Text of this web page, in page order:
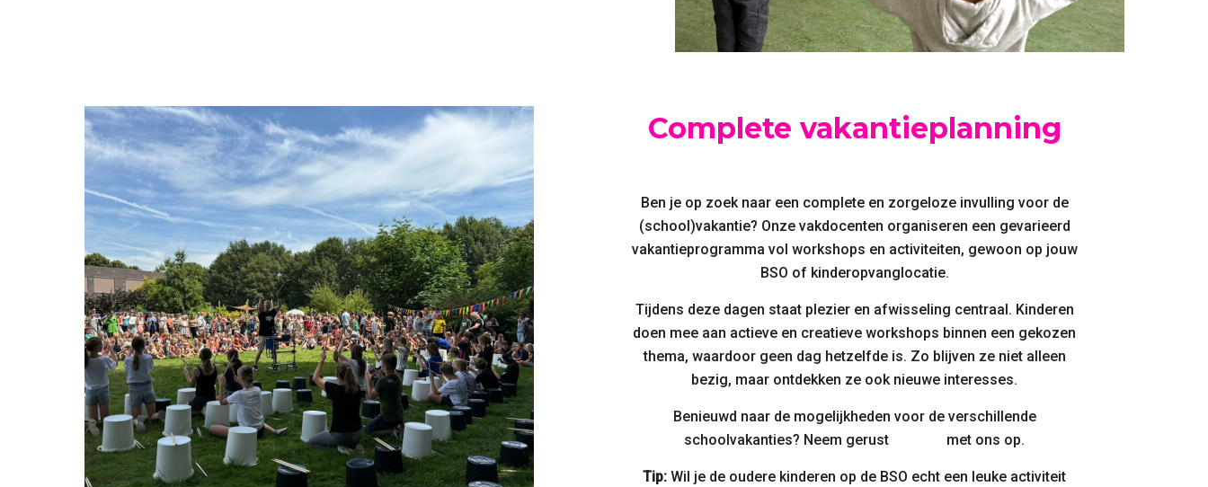
Complete vakantieplanning
Ben je op zoek naar een complete en zorgeloze invulling voor de
(school)vakantie? Onze vakdocenten organiseren een gevarieerd
vakantieprogramma vol workshops en activiteiten, gewoon op jouw
BSO of kinderopvanglocatie.
Tijdens deze dagen staat plezier en afwisseling centraal. Kinderen
doen mee aan actieve en creatieve workshops binnen een gekozen
thema, waardoor geen dag hetzelfde is. Zo blijven ze niet alleen
bezig, maar ontdekken ze ook nieuwe interesses.
Benieuwd naar de mogelijkheden voor de verschillende
schoolvakanties? Neem gerust
met ons op.
Tip: Wil je de oudere kinderen op de BSO echt een leuke activiteit